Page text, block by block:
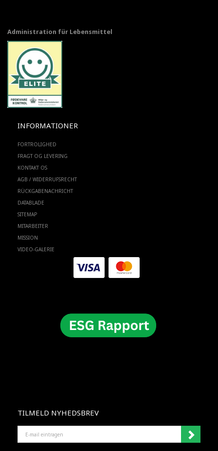
Administration für Lebensmittel
INFORMATIONER
FORTROLIGHED
FRAGT OG LEVERING
KONTAKT OS
AGB / WIDERRUFSRECHT
RÜCKGABENACHRICHT
DATABLADE
SITEMAP
MITARBEITER
MISSION
VIDEO-GALERIE
TILMELD NYHEDSBREV
MAIL
EINTRAGEN